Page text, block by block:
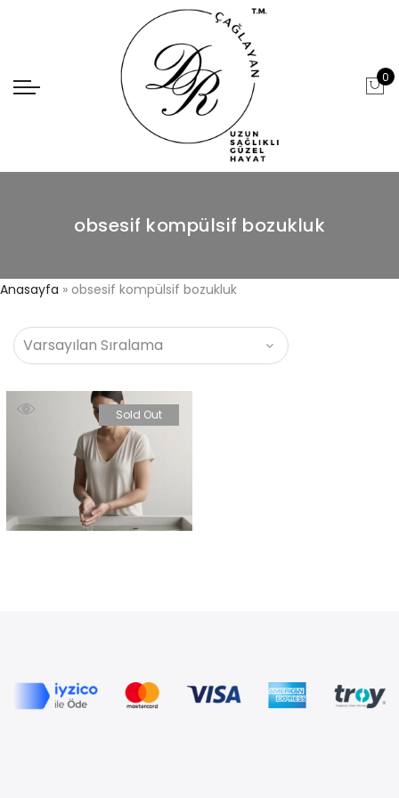
0
obsesif kompülsif bozukluk
Anasayfa » obsesif kompülsif bozukluk
Sold Out